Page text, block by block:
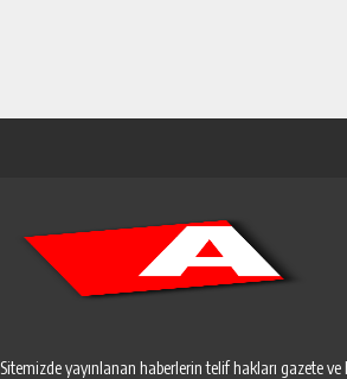
Sitemizde yayınlanan haberlerin telif hakları gazete